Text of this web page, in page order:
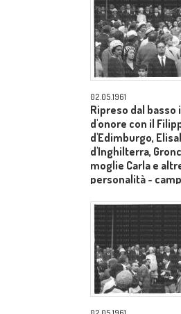
02.05.1961
Ripreso dal basso
d'onore con il
d'Edimburgo,
d'Inghilterra,
moglie Carla e
personalità -